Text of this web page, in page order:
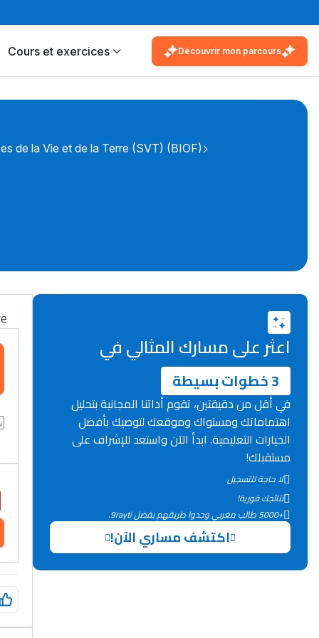
Cours et exercices Découvrir mon parcours
de la Vie et de la Terre (SVT) (BIOF)
اعثر على مسارك المثالي في
3 خطوات بسيطة
في أقل من دقيقتين، تقوم أداتنا المجانية بتحليل
اهتماماتك ومستواك وموقعك لتوصيك بأفضل
الخيارات التعليمية. ابدأ الآن واستعد للإشراف على
مستقبلك!
لا حاجة للتسجيل
نتائجك فورية!
+5000 طالب مغربي وجدوا طريقهم بفضل 9rayti.
اكتشف مساري الآن!